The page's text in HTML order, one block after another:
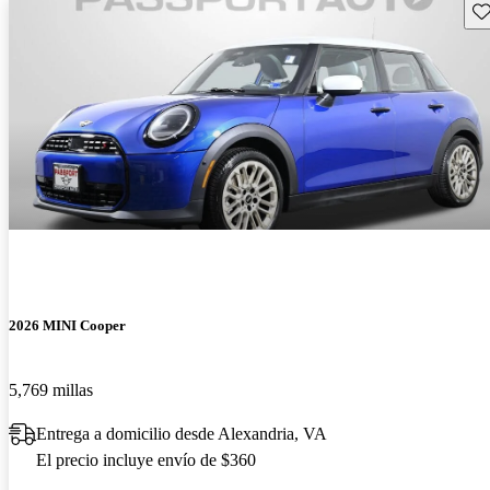
2026 MINI Cooper
5,769 millas
Entrega a domicilio desde Alexandria, VA
El precio incluye envío de $360